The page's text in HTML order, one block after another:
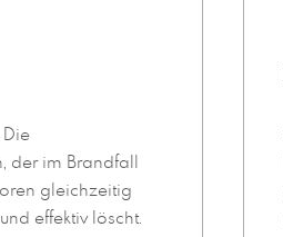
der im Brandfall
gleichzeitig
effektiv löscht.